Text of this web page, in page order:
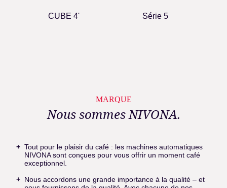
CUBE 4' Série 5
MARQUE
Nous sommes NIVONA.
Tout pour le plaisir du café : les machines automatiques
NIVONA sont conçues pour vous offrir un moment café
exceptionnel.
Nous accordons une grande importance à la qualité – et